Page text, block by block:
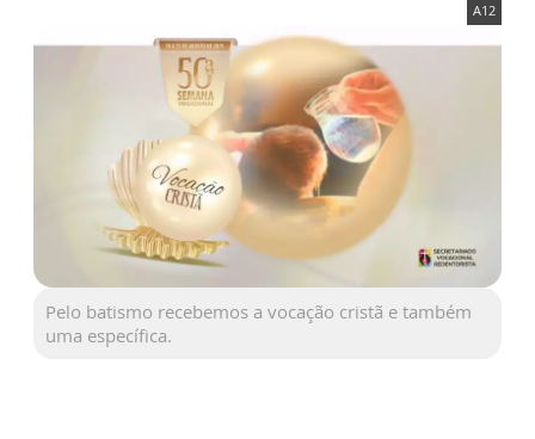
A12
Pelo batismo recebemos a vocação cristã e também
uma específica.